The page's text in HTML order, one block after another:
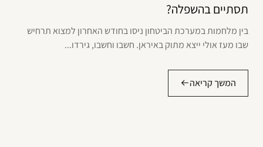
תסתיים בהשפלה?
בין מלחמות במערכת הביטחון ניסו בחודש האחרון למצוא תרחיש
שבו מעז אולי ייצא מתוק באיראן. חשבו וחשבו, גירדו...
המשך קריאה